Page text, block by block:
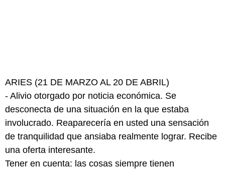
ARIES (21 DE MARZO AL 20 DE ABRIL)
- Alivio otorgado por noticia económica. Se
desconecta de una situación en la que estaba
involucrado. Reaparecería en usted una sensación
de tranquilidad que ansiaba realmente lograr. Recibe
una oferta interesante.
Tener en cuenta: las cosas siempre tienen